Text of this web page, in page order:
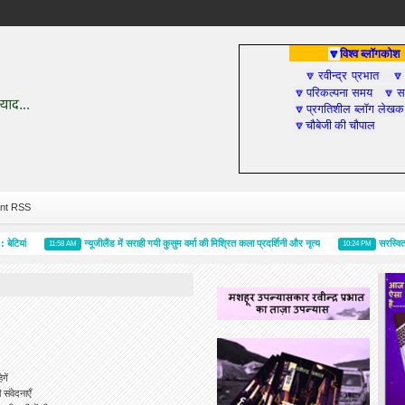
🔽विश्व ब्लॉगकोश
🔽रवीन्द्र प्रभात 🔽
🔽परिकल्पना समय 🔽
🔽प्रगतिशील ब्लॉग
🔽चौबेजी की चौपाल
RSS
11:58 AM न्यूजीलैंड में सराही गयी कुसुम वर्मा की मिश्रित कला प्रदर्शिनी और नृत्य 10:24 PM सरस्विता
संवेदनाएँ